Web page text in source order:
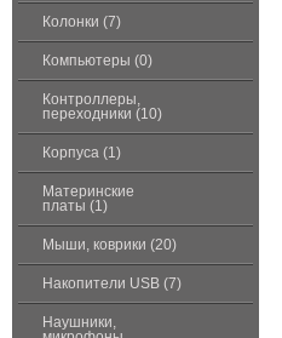
Колонки (7)
Компьютеры (0)
Контроллеры,
переходники (10)
Корпуса (1)
Материнские
платы (1)
Мыши, коврики (20)
Накопители USB (7)
Наушники,